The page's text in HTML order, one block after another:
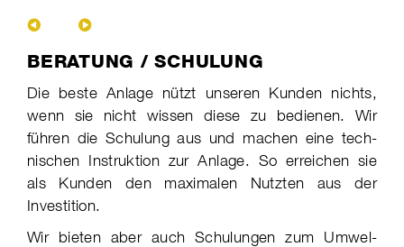
​BERATUNG / SCHULUNG
Die beste Anlage nützt unseren Kunden nichts,
wenn sie nicht wissen diese zu bedie­nen. Wir
führen die Schulung aus und machen eine tech­
nischen In­struk­tion zur An­lage. So erreichen sie
als Kun­den den maxi­malen Nutzten aus der
Investi­tion.
Wir bieten aber auch Schulungen zum Umwel­